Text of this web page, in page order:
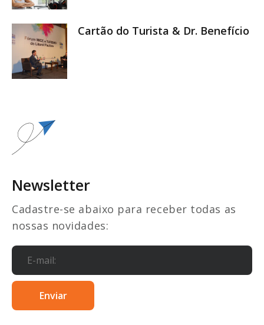
Cartão do Turista & Dr. Benefício
Newsletter
Cadastre-se abaixo para receber todas as
nossas novidades: